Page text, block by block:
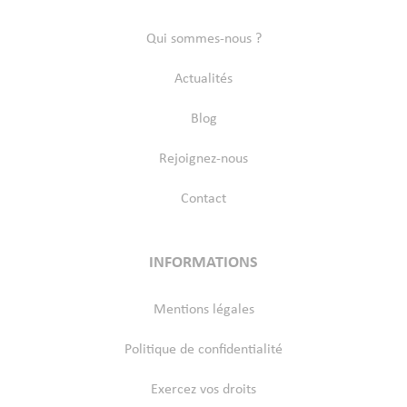
Qui sommes-nous ?
Actualités
Blog
Rejoignez-nous
Contact
INFORMATIONS
Mentions légales
Politique de confidentialité
Exercez vos droits